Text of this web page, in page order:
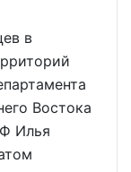
в
Востока
Илья